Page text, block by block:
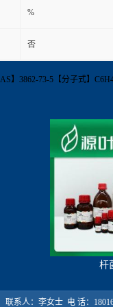
%
否
】3862-73-5【分子式】
杆
联系人：李女士 电 话：